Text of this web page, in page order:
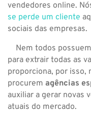
vendedores online.
se perde um cliente
sociais das empresas.
Nem todos
para extrair todas as
proporciona, por isso,
procurem agências
auxiliar a gerar novas
atuais do mercado.